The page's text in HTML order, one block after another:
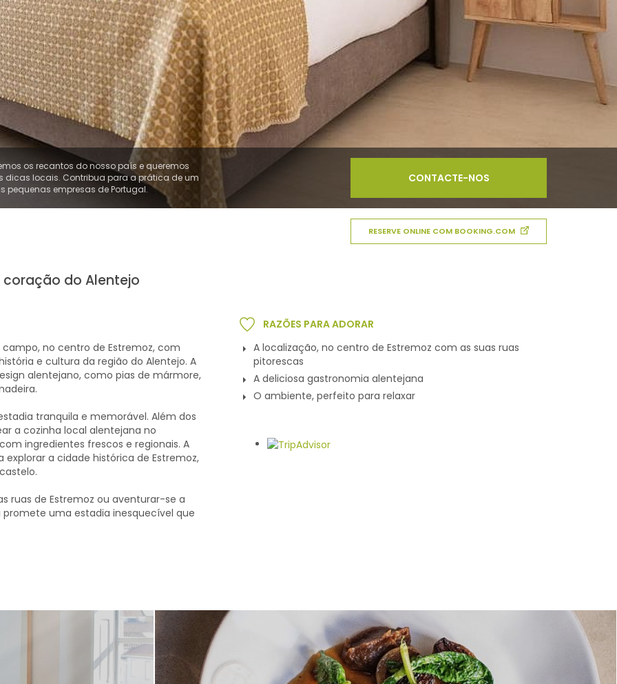
os recantos do nosso país e queremos
dicas locais. Contribua para a prática de um
pequenas empresas de Portugal.
CONTACTE-NOS
RESERVE ONLINE COM BOOKING.COM
do Alentejo
no centro de Estremoz, com
e cultura da região do Alentejo. A
alentejano, como pias de mármore,
tranquila e memorável. Além dos
a cozinha local alentejana no
ingredientes frescos e regionais. A
a cidade histórica de Estremoz,
ruas de Estremoz ou aventurar-se a
promete uma estadia inesquecível que
RAZÕES PARA ADORAR
A localização, no centro de Estremoz com as suas ruas
pitorescas
A deliciosa gastronomia alentejana
O ambiente, perfeito para relaxar